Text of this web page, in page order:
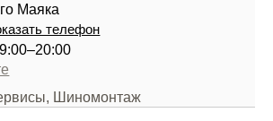
Маяка
телефон
Шиномонтаж